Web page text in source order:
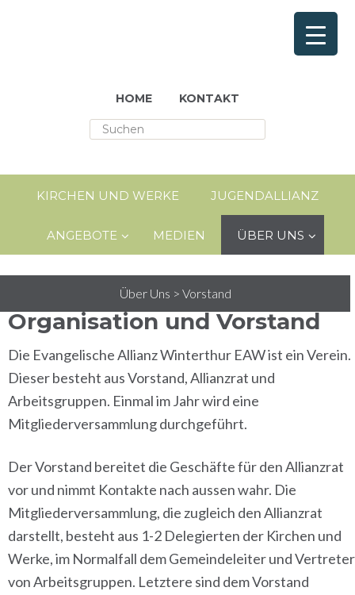
HOME KONTAKT
KIRCHEN UND WERKE JUGENDALLIANZ
ANGEBOTE MEDIEN ÜBER UNS
Über Uns > Vorstand
Organisation und Vorstand
Die Evangelische Allianz Winterthur EAW ist ein Verein.
Dieser besteht aus Vorstand, Allianzrat und
Arbeitsgruppen. Einmal im Jahr wird eine
Mitgliederversammlung durchgeführt.
Der Vorstand bereitet die Geschäfte für den Allianzrat
vor und nimmt Kontakte nach aussen wahr. Die
Mitgliederversammlung, die zugleich den Allianzrat
darstellt, besteht aus 1-2 Delegierten der Kirchen und
Werke, im Normalfall dem Gemeindeleiter und
von Arbeitsgruppen. Letztere sind dem Vorstand